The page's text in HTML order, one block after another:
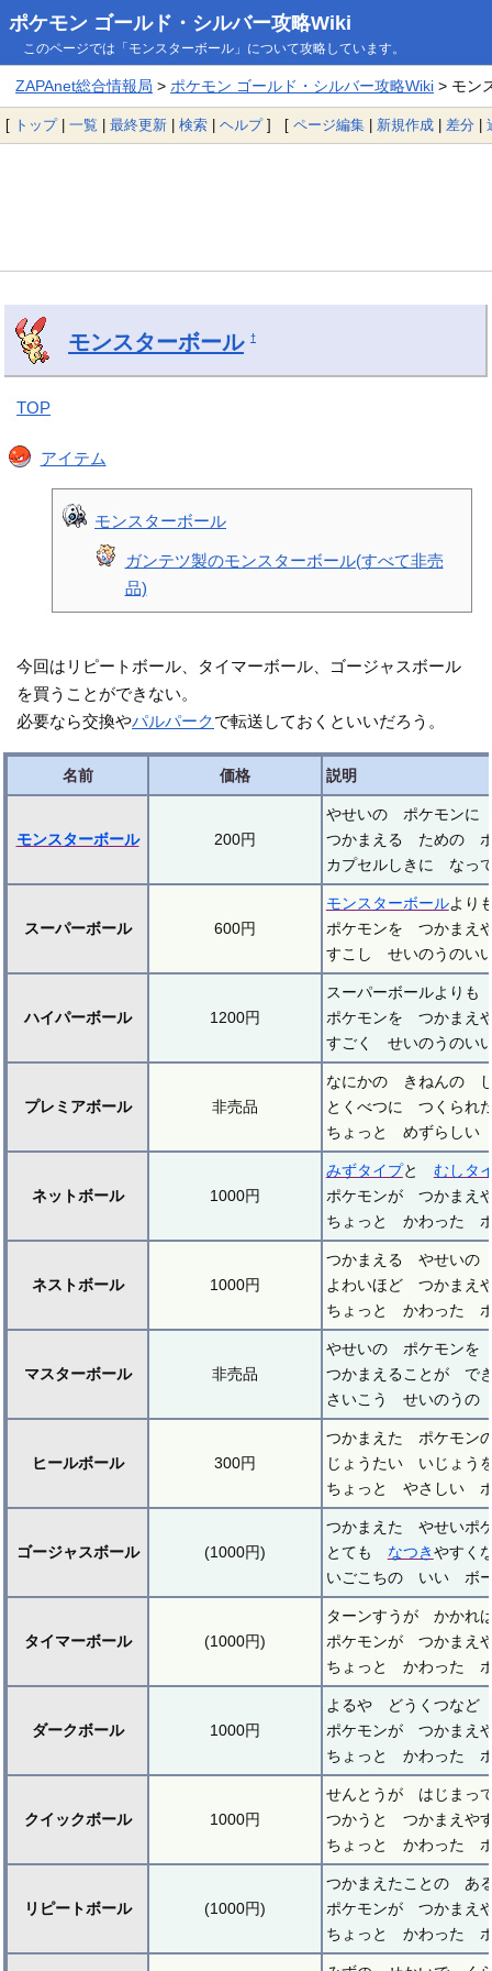
ポケモン ゴールド・シルバー攻略Wiki
このページでは「モンスターボール」について攻略しています。
ZAPAnet総合情報局 > ポケモン ゴールド・シルバー攻略Wiki> モン
[ トップ| 一覧 | 最終更新 | 検索 | ヘルプ] [ ページ編集 | 新規作成 | 差分 |
モンスターボール †
TOP
アイテム
モンスターボール
ガンテツ製のモンスターボール(すべて非売
品)
今回はリピートボール、タイマーボール、ゴージャスボール
を買うことができない。
必要なら交換やパルパークで転送しておくといいだろう。
名前 価格 説明
モンスターボール 200円
やせいの ポケモンに
つかまえる ための
カプセルしきに なっ
スーパーボール 600円
モンスターボールより
ポケモンを つかまえ
すこし せいのうのい
ハイパーボール 1200円
スーパーボールより
ポケモンを つかまえ
すごく せいのうのい
プレミアボール 非売品
なにかの きねんの
とくべつに つくられ
ちょっと めずらしい
ネットボール 1000円
みずタイプと むしタ
ポケモンが つかまえ
ちょっと かわった
ネストボール 1000円
つかまえる やせいの
よわいほど つかまえ
ちょっと かわった
マスターボール 非売品
やせいの ポケモンを
つかまえることが で
さいこう せいのうの
ヒールボール 300円
つかまえた ポケモン
じょうたい いじょう
ちょっと やさしい
ゴージャスボール (1000円)
つかまえた やせいポ
とても なつきやすく
いごこちの いい ボ
タイマーボール (1000円)
ターンすうが かかれ
ポケモンが つかまえ
ちょっと かわった
ダークボール 1000円
よるや どうくつなど
ポケモンが つかまえ
ちょっと かわった
クイックボール 1000円
せんとうが はじまっ
つかうと つかまえや
ちょっと かわった
リピートボール (1000円)
つかまえたことの あ
ポケモンが つかまえ
ちょっと かわった